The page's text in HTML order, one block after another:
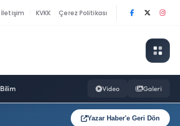
İletişim KVKK Çerez Politikası
Bilim Video Galeri
Yazar Haber'e Geri Dön